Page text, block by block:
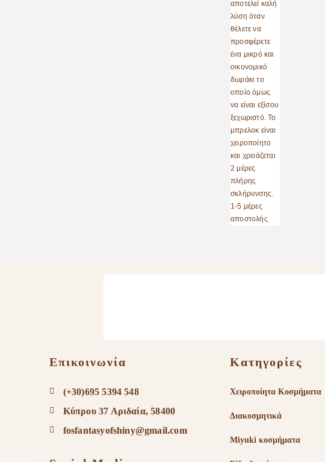
Επικοινωνία
(+30)695 5394 548
Κύπρου 37 Αριδαία, 58400
fosfantasyofshiny@gmail.com
Κατηγορίες
Χειροποίητα Κοσμήματα
Διακοσμητικά
Miyuki κοσμήματα